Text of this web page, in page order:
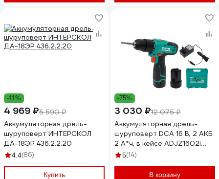
-11%
4 969 ₽5 590 ₽
Аккумуляторная дрель-
шуруповерт ИНТЕРСКОЛ
ДА-18ЭР 436.2.2.20
4.4(86)
Купить
-75%
3 030 ₽12 075 ₽
Аккумуляторная дрель-
шуруповерт DCA 16 В, 2 АКБ
2 А*ч, в кейсе ADJZ1602i
(TYPE E)
5(14)
В корзину